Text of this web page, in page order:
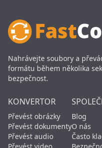
Nahrávejte soubory a
formátu během několika
bezpečnost.
KONVERTOR
Převést obrázky
Převést dokumenty
Převést audio
Blog
O nás
Často